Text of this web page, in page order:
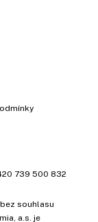
739 500 832
souhlasu
a.s. je